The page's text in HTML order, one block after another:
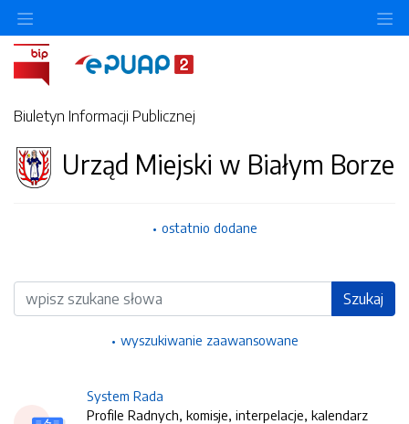
Biuletyn Informacji Publicznej
Urząd Miejski w Białym Borze
ostatnio dodane
Wyszukiwarka Szukaj
wyszukiwanie zaawansowane
System Rada
Profile Radnych, komisje, interpelacje, kalendarz